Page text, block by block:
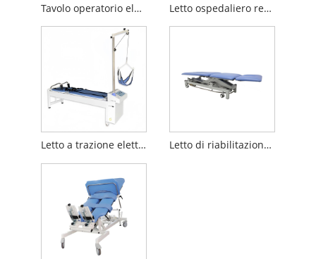
Tavolo operatorio elettrico multifunzionale medico Letto ospedaliero regolabile multifunzionale medico
Letto a trazione elettrica Letto di riabilitazione con schienale regolabile multiposizione